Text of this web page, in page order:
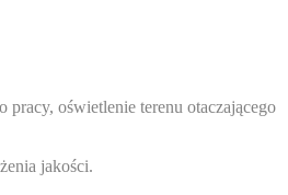
oświetlenie terenu otaczającego
jakości.